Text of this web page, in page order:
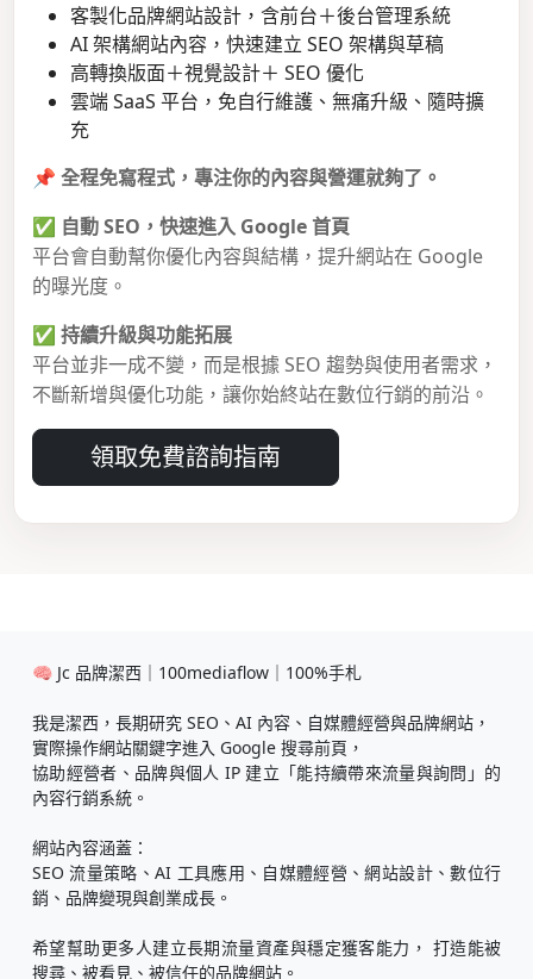
客製化品牌網站設計，含前台＋後台管理系統
AI 架構網站內容，快速建立 SEO 架構與草稿
高轉換版面＋視覺設計＋ SEO 優化
雲端 SaaS 平台，免自行維護、無痛升級、隨時擴
充
📌 全程免寫程式，專注你的內容與營運就夠了。
✅ 自動 SEO，快速進入 Google 首頁
平台會自動幫你優化內容與結構，提升網站在 Google
的曝光度。
✅ 持續升級與功能拓展
平台並非一成不變，而是根據 SEO 趨勢與使用者需求，
不斷新增與優化功能，讓你始終站在數位行銷的前沿。
領取免費諮詢指南
🧠 Jc 品牌潔西｜100mediaflow｜100%手札
我是潔西，長期研究 SEO、AI 內容、自媒體經營與品牌網站，
實際操作網站關鍵字進入 Google 搜尋前頁，
協助經營者、品牌與個人 IP 建立「能持續帶來流量與詢問」的
內容行銷系統。
網站內容涵蓋：
SEO 流量策略、AI 工具應用、自媒體經營、網站設計、數位行
銷、品牌變現與創業成長。
希望幫助更多人建立長期流量資產與穩定獲客能力， 打造能被
搜尋、被看見、被信任的品牌網站。